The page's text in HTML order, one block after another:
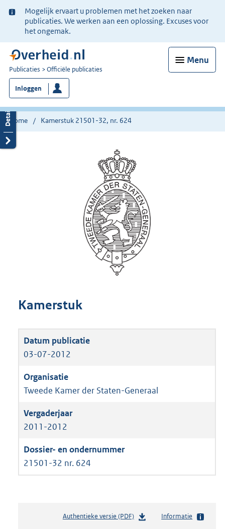
Ter
informatie:
Mogelijk ervaart u problemen met het zoeken naar
publicaties. We werken aan een oplossing. Excuses voor
het ongemak.
Menu
U
bent
nu
hier:
Publicaties Officiële publicaties
Inloggen
Home Kamerstuk 21501-32, nr. 624
Kamerstuk
03-07-2012
Tweede Kamer der Staten-Generaal
2011-2012
21501-32 nr. 624
Authentieke versie (PDF)b
Informatie